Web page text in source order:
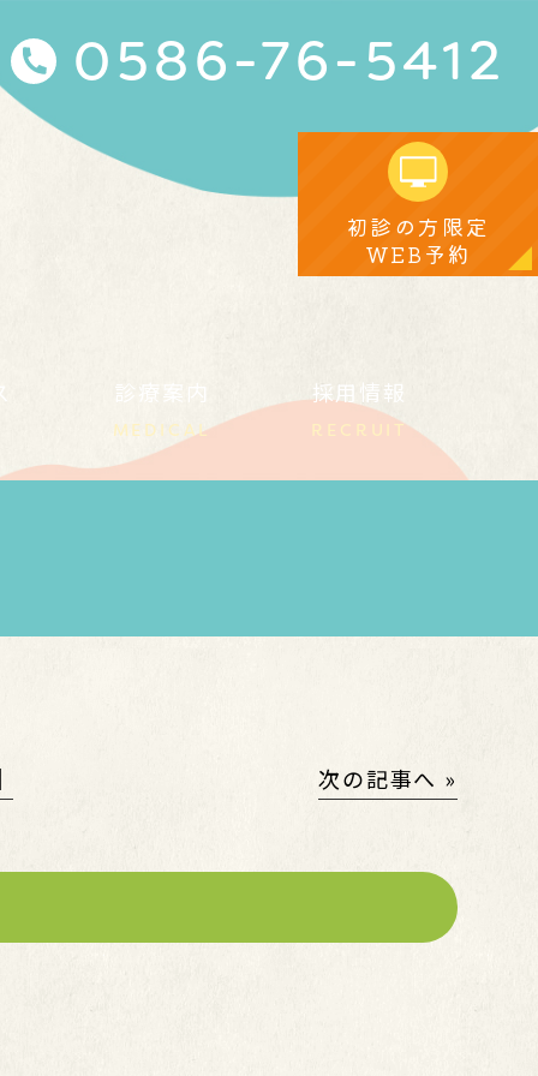
0586-76-5412
初診の方限定
WEB予約
診療案内
MEDICAL
採用情報
RECRUIT
次の記事へ »